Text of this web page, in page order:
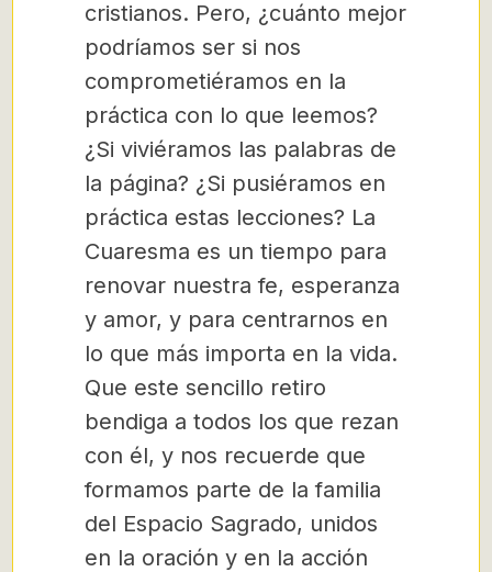
cristianos. Pero, ¿cuánto mejor
podríamos ser si nos
comprometiéramos en la
práctica con lo que leemos?
¿Si viviéramos las palabras de
la página? ¿Si pusiéramos en
práctica estas lecciones? La
Cuaresma es un tiempo para
renovar nuestra fe, esperanza
y amor, y para centrarnos en
lo que más importa en la vida.
Que este sencillo retiro
bendiga a todos los que rezan
con él, y nos recuerde que
formamos parte de la familia
del Espacio Sagrado, unidos
en la oración y en la acción